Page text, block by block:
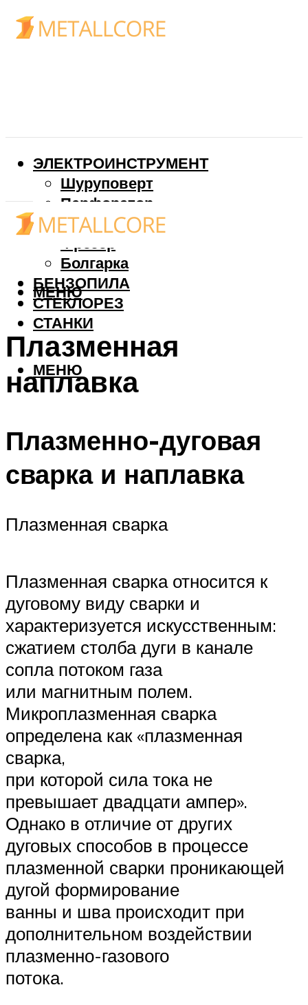
ЭЛЕКТРОИНСТРУМЕНТ
Шуруповерт
Перфоратор
Дрель
Фрезер
Болгарка
БЕНЗОПИЛА
СТЕКЛОРЕЗ
СТАНКИ
МЕНЮ
МЕНЮ
Плазменная
наплавка
Плазменно-дуговая
сварка и наплавка
Плазменная сварка
Плазменная сварка относится к
дуговому виду сварки и
характеризуется искусственным:
сжатием столба дуги в канале
сопла потоком газа
или магнитным полем.
Микроплазменная сварка
определена как «плазменная
сварка,
при которой сила тока не
превышает двадцати ампер».
Однако в отличие от других
дуговых способов в процессе
плазменной сварки проникающей
дугой формирование
ванны и шва происходит при
дополнительном воздействии
плазменно-газового
потока.